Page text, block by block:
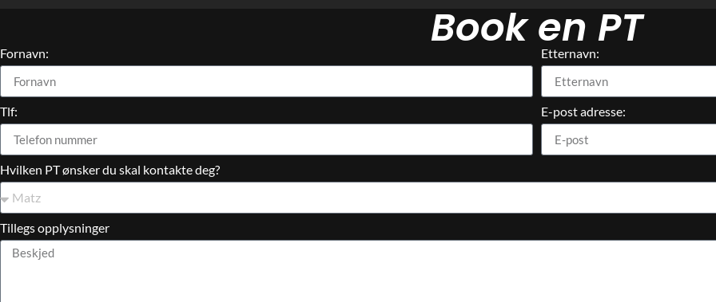
Book en PT
Fornavn: Etternavn:
Tlf: E-post adresse:
Hvilken PT ønsker du skal kontakte deg?
Tillegs opplysninger